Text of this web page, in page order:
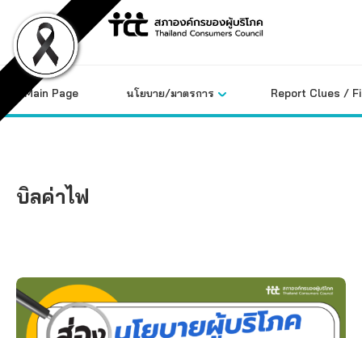
content
Main Page นโยบาย/มาตรการ Report Clues /
บิลค่าไฟ